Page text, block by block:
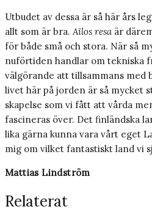
Utbudet av dessa är så här års
allt som är bra.Aïlos resa är
för både små och stora. När så
nuförtiden handlar om tekniska
välgörande att tillsammans med
livet här på jorden är så mycket
skapelse som vi fått att vårda
fascineras över. Det finländska
lika gärna kunna vara vårt eget
mig om vilket fantastiskt land vi
Mattias Lindström
Relaterat